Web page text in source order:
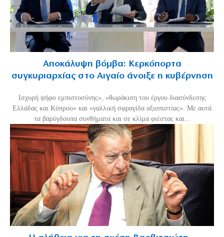
Αποκάλυψη βόμβα: Κερκόπορτα
συγκυριαρχίας στο Αιγαίο άνοιξε η κυβέρνηση
Ισχυρή ψήφο εμπιστοσύνης», «θωράκιση του έργου διασύνδεσης
Ελλάδας και Κύπρου» και «γαλλική σφραγίδα αξιοπιστίας». Με αυτά
τα βαρύγδουπα συνθήματα και σε κλίμα φιέστας και...